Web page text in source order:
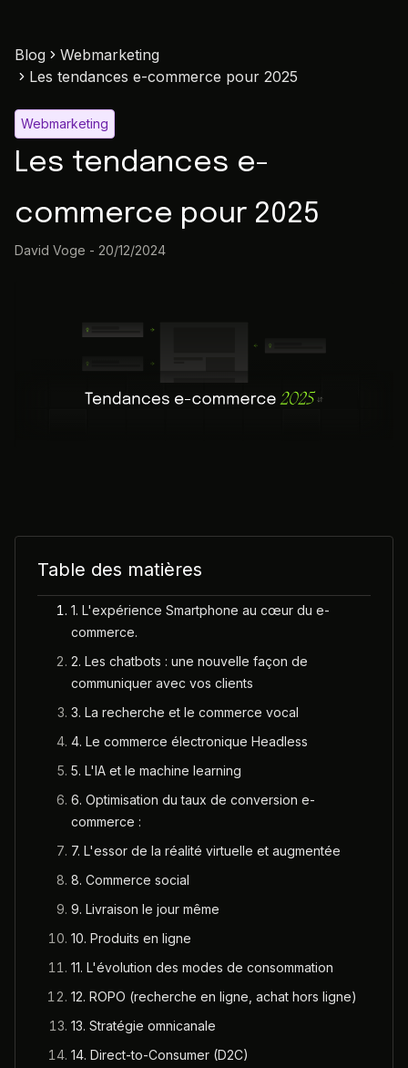
Webmarketing
Les tendances e-
commerce pour 2025
David Voge - 20/12/2024
Blog
Webmarketing
Les tendances e-commerce pour 2025
Table des matières
1. L'expérience Smartphone au cœur du e-
commerce.
2. Les chatbots : une nouvelle façon de
communiquer avec vos clients
3. La recherche et le commerce vocal
4. Le commerce électronique Headless
5. L'IA et le machine learning
6. Optimisation du taux de conversion e-
commerce :
7. L'essor de la réalité virtuelle et augmentée
8. Commerce social
9. Livraison le jour même
10. Produits en ligne
11. L'évolution des modes de consommation
12. ROPO (recherche en ligne, achat hors ligne)
13. Stratégie omnicanale
14. Direct-to-Consumer (D2C)